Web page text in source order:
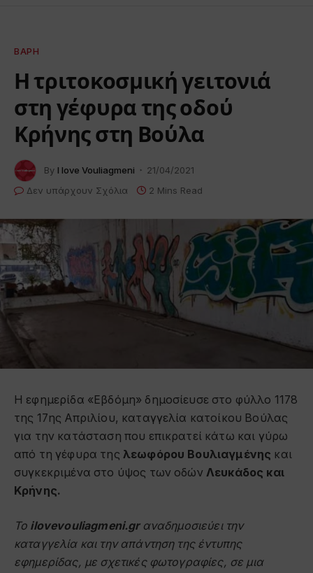
ΒΆΡΗ
Η τριτοκοσμική γειτονιά
στη γέφυρα της οδού
Κρήνης στη Βούλα
By I love Vouliagmeni
21/04/2021
Δεν υπάρχουν Σχόλια
2 Mins Read
Η εφημερίδα «Εβδόμη» δημοσίευσε στο φύλλο 1178
της 17ης Απριλίου, καταγγελία κατοίκου Βούλας
για την κατάσταση που επικρατεί κάτω και γύρω
από τη γέφυρα της λεωφόρου Βουλιαγμένης και
συγκεκριμένα στο ύψος των οδών Λευκάδος και
Κρήνης.
Το ilovevouliagmeni.grαναδημοσιεύει την
καταγγελία και την απάντηση της έντυπης
εφημερίδας, με σχετικές φωτογραφίες, σε μια